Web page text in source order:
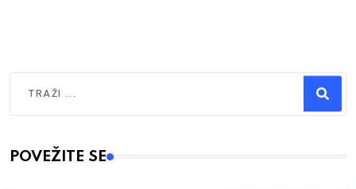
Type 2 or more characters for results.
POVEŽITE SE